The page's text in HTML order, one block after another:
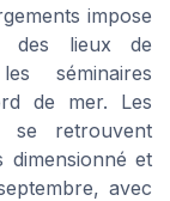
impose
des lieux de
séminaires
de mer. Les
se retrouvent
et
avec